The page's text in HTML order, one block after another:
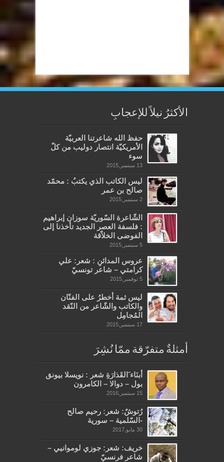
الأكثرُ نيلاً للإعجابِ
حفظ الله شاعرتنا العربيّة
الأمريكيّة انتصار دوليب من كلّ
سوء
13 سبتمبر,2015
ليس الكاتب الذي يكتبُ : محمّد
صالح بن عمر
2 سبتمبر,2015
الشّاعرة السّوريّة سوزان إبراهيم
: فلسفة العصر الجديد تأخذنا إلى
الفوضى الخلاّقة
5 سبتمبر,2015
عروس المدائنِ : شعر: علي
كرامتي – شاعر تونسيّ
5 نوفمبر,2015
ليس ثمة أخطرُ على الفنّان
والكاتب والشّاعر من النّقد
المُجامِل
17 سبتمبر,2015
أمثلةٌ متفرّقة ممّا نُشِرَ
أبنَاء َالقَذارَةِ شعر : نويسلا بيونق
بول – دوالا – الكامرون
15 سبتمبر,2016
رُتوشٌ: شعر: رحيم صالح
-السّلمية – سورية
30 مايو,2017
خريف: شعر: جوزي لوموانيي –
شاعر فرنسيّ